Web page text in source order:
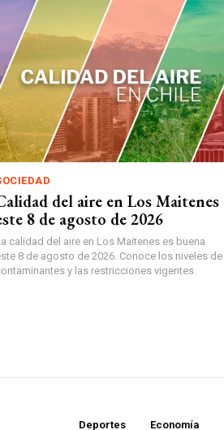
del aire en Los Maitenes
8 de agosto de 2026
calidad del aire en Los Maitenes es buena
8 de agosto de 2026. Conoce los niveles de
y las restricciones vigentes.
Deportes Economía